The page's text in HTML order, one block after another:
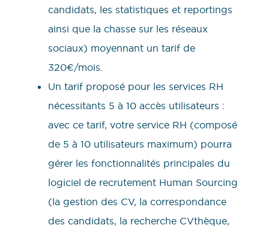
candidats, les statistiques et reportings
ainsi que la chasse sur les réseaux
sociaux) moyennant un tarif de
320€/mois.
Un tarif proposé pour les services RH
nécessitants 5 à 10 accès utilisateurs :
avec ce tarif, votre service RH (composé
de 5 à 10 utilisateurs maximum) pourra
gérer les fonctionnalités principales du
logiciel de recrutement Human Sourcing
(la gestion des CV, la correspondance
des candidats, la recherche CVthèque,